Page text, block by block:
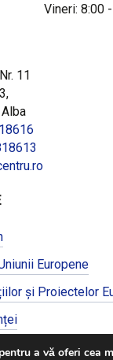
Vineri: 8:00
11
Europene
și Proiectelor
a vă oferi cea